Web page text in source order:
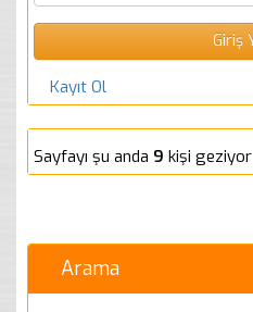
Kayıt Ol
Sayfayı şu anda 9 kişi geziyor
Arama